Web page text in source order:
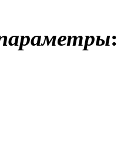
: